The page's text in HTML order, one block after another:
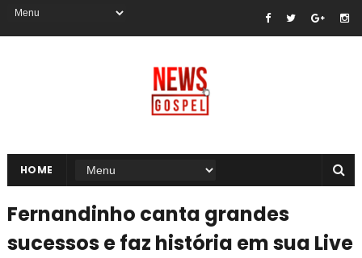
HOME
Fernandinho canta grandes
sucessos e faz história em sua Live